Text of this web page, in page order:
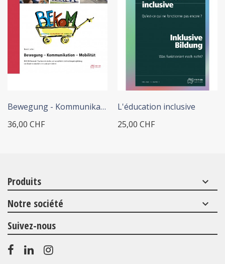
Bewegung - Kommunikation -...
36,00 CHF
+ ADD TO CART
L'éducation inclusive
25,00 CHF
Produits keyboard_arrow_down
Notre société keyboard_arrow_down
Suivez-nous